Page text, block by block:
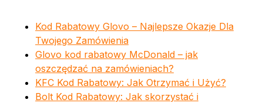
Kod Rabatowy Glovo – Najlepsze Okazje Dla
Twojego Zamówienia
Glovo kod rabatowy McDonald – jak
oszczędzać na zamówieniach?
KFC Kod Rabatowy: Jak Otrzymać i Użyć?
Bolt Kod Rabatowy: Jak skorzystać i